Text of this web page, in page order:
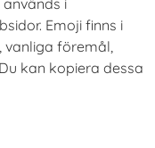
Emoji finns i
vanliga föremål,
kan kopiera dessa